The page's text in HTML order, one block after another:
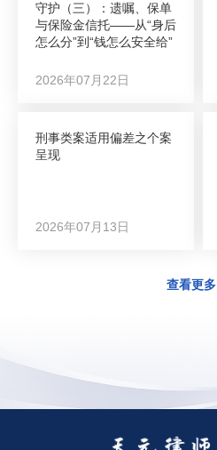
守护（三）：遗嘱、保单
与保险金信托——从“身后
怎么分”到“钱怎么安全给”
2026年07月22日
刑事类案适用偏差之个案
呈现
2026年07月13日
查看更多